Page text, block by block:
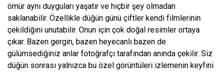
ömür aynı duyguları yaşatır ve hiçbir şey olmadan
saklanabilir. Özellikle düğün günü çiftler kendi filmlerinin
çekildiğini unutabilir. Onun için çok doğal resimler ortaya
çıkar. Bazen gergin, bazen heyecanlı bazen de
gülümsediğiniz anlar fotoğrafçı tarafından anında çekilir. Siz
düğün sonrası yalnızca bu özel görüntüleri izlemenin keyfini